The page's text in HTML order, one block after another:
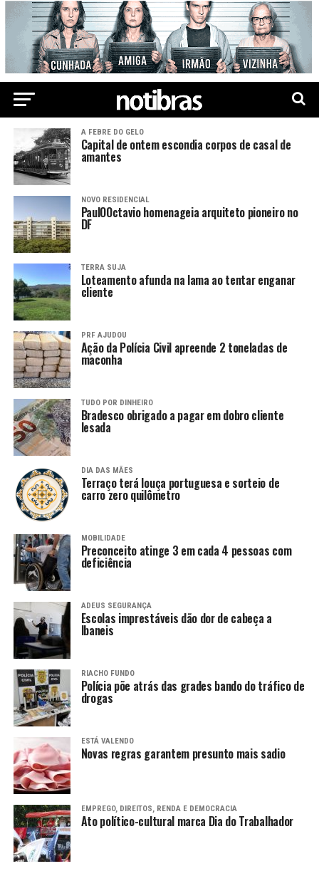
A FEBRE DO GELO
Capital de ontem escondia corpos de casal de
amantes
NOVO RESIDENCIAL
PaulOOctavio homenageia arquiteto pioneiro no
DF
TERRA SUJA
Loteamento afunda na lama ao tentar enganar
cliente
PRF AJUDOU
Ação da Polícia Civil apreende 2 toneladas de
maconha
TUDO POR DINHEIRO
Bradesco obrigado a pagar em dobro cliente
lesada
DIA DAS MÃES
Terraço terá louça portuguesa e sorteio de
carro zero quilômetro
MOBILIDADE
Preconceito atinge 3 em cada 4 pessoas com
deficiência
ADEUS SEGURANÇA
Escolas imprestáveis dão dor de cabeça a
Ibaneis
RIACHO FUNDO
Polícia põe atrás das grades bando do tráfico de
drogas
ESTÁ VALENDO
Novas regras garantem presunto mais sadio
EMPREGO, DIREITOS, RENDA E DEMOCRACIA
Ato político-cultural marca Dia do Trabalhador